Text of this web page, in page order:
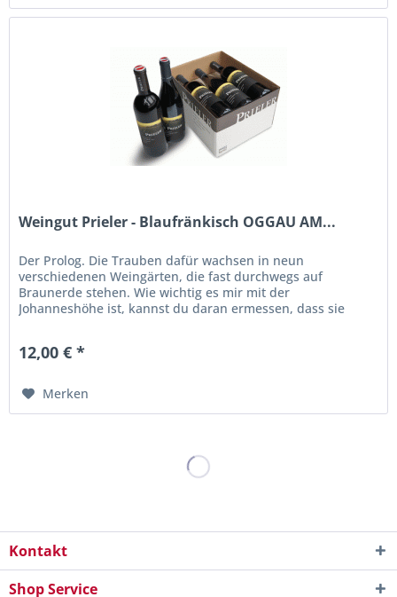
Weingut Prieler - Blaufränkisch OGGAU AM...
Der Prolog. Die Trauben dafür wachsen in neun
verschiedenen Weingärten, die fast durchwegs auf
Braunerde stehen. Wie wichtig es mir mit der
Johanneshöhe ist, kannst du daran ermessen, dass sie
über in großen Holzfässern reift. Bei der Interpretation
12,00 € *
Merken
Kontakt
Shop Service